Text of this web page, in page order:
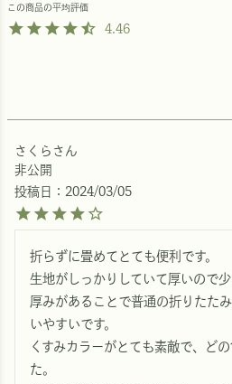
4.46
さくら
非公開
投稿日
2024/03/05
折らずに畳めてとても便利です。
生地がしっかりしていて厚いので
厚みがあることで普通の折りたた
いやすいです。
くすみカラーがとても素敵で、ど
た。